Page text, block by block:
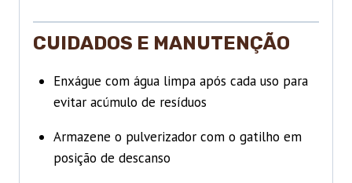
CUIDADOS E MANUTENÇÃO
Enxágue com água limpa após cada uso para
evitar acúmulo de resíduos
Armazene o pulverizador com o gatilho em
posição de descanso